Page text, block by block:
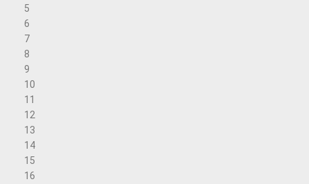
5
6
7
8
9
10
11
12
13
14
15
16